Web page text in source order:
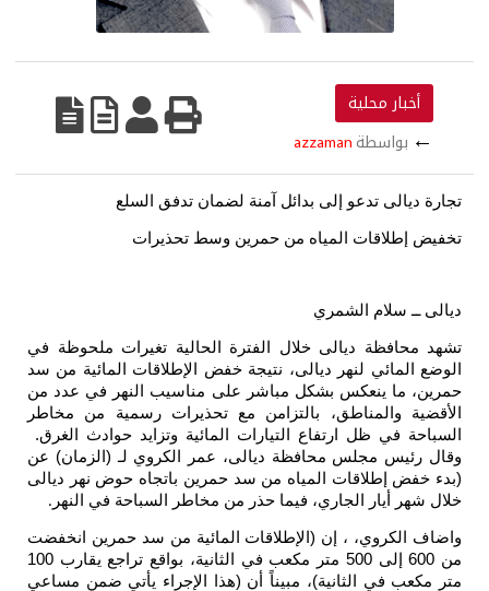
أخبار محلية
← بواسطة azzaman
تجارة ديالى تدعو إلى بدائل آمنة لضمان تدفق السلع
تخفيض إطلاقات المياه من حمرين وسط تحذيرات
ديالى ــ سلام الشمري
تشهد محافظة ديالى خلال الفترة الحالية تغيرات ملحوظة في
الوضع المائي لنهر ديالى، نتيجة خفض الإطلاقات المائية من سد
حمرين، ما ينعكس بشكل مباشر على مناسيب النهر في عدد من
الأقضية والمناطق، بالتزامن مع تحذيرات رسمية من مخاطر
السباحة في ظل ارتفاع التيارات المائية وتزايد حوادث الغرق.
وقال رئيس مجلس محافظة ديالى، عمر الكروي لـ (الزمان) عن
(بدء خفض إطلاقات المياه من سد حمرين باتجاه حوض نهر ديالى
خلال شهر أيار الجاري، فيما حذر من مخاطر السباحة في النهر .
واضاف الكروي، ، إن (الإطلاقات المائية من سد حمرين انخفضت
من 600 إلى 500 متر مكعب في الثانية، بواقع تراجع يقارب 100
متر مكعب في الثانية)، مبيناً أن (هذا الإجراء يأتي ضمن مساعي